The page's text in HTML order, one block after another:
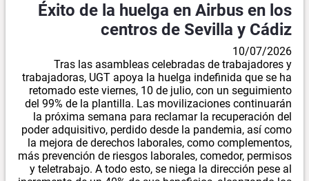
Éxito de la huelga en Airbus en los
centros de Sevilla y Cádiz
10/07/2026
Tras las asambleas celebradas de trabajadores y
trabajadoras, UGT apoya la huelga indefinida que se ha
retomado este viernes, 10 de julio, con un seguimiento
del 99% de la plantilla. Las movilizaciones continuarán
la próxima semana para reclamar la recuperación del
poder adquisitivo, perdido desde la pandemia, así como
la mejora de derechos laborales, como complementos,
más prevención de riesgos laborales, comedor, permisos
y teletrabajo. A todo esto, se niega la dirección pese al